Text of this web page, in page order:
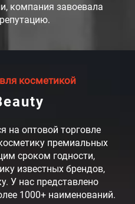
компания завоевала
косметикой
на оптовой торговле
премиальных
сроком годности,
известных брендов,
У нас представлено
1000+ наименований.